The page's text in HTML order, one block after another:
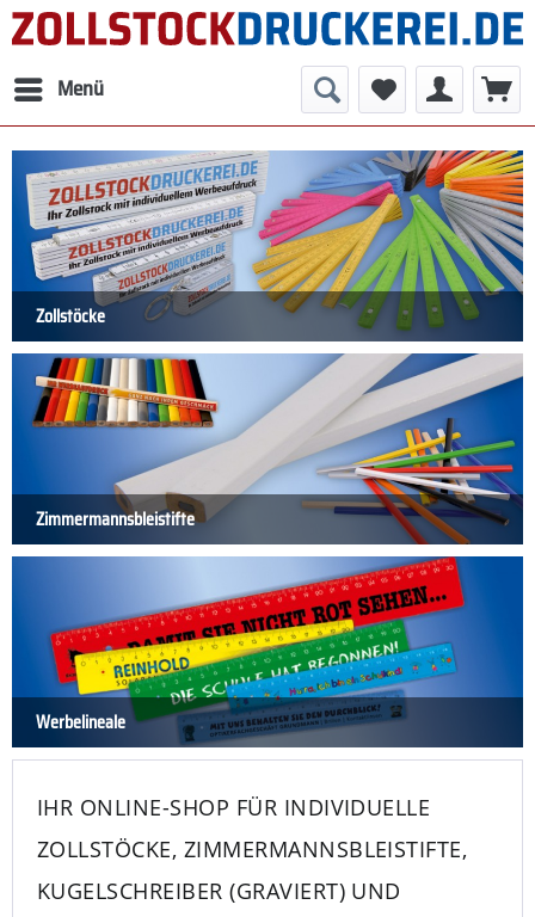
Menü
Zimmermannsbleistifte
Zollstöcke
Werbelineale
IHR ONLINE-SHOP FÜR INDIVIDUELLE
ZOLLSTÖCKE, ZIMMERMANNSBLEISTIFTE,
KUGELSCHREIBER (GRAVIERT) UND